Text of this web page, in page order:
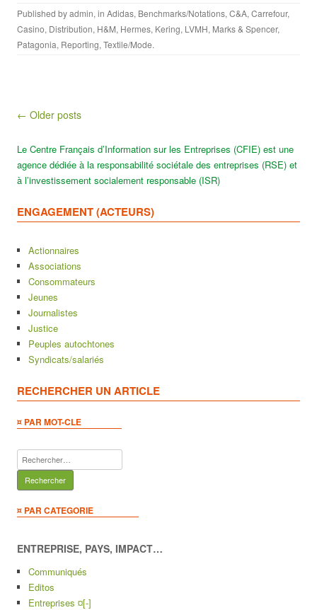
Published byadmin, in Adidas, Benchmarks/Notations, C&A, Carrefour,
Casino, Distribution, H&M, Hermes, Kering, LVMH, Marks & Spencer,
Patagonia, Reporting, Textile/Mode.
Post navigation
← Older posts
Le Centre Français d’Information sur les Entreprises (CFIE) est une
agence dédiée à la responsabilité sociétale des entreprises (RSE) et
à l’investissement socialement responsable (ISR)
ENGAGEMENT (ACTEURS)
Actionnaires
Associations
Consommateurs
Jeunes
Journalistes
Justice
Peuples autochtones
Syndicats/salariés
RECHERCHER UN ARTICLE
¤ PAR MOT-CLE
Rechercher :
¤ PAR CATEGORIE
ENTREPRISE, PAYS, IMPACT…
Communiqués
Editos
Entreprises ¤[-]